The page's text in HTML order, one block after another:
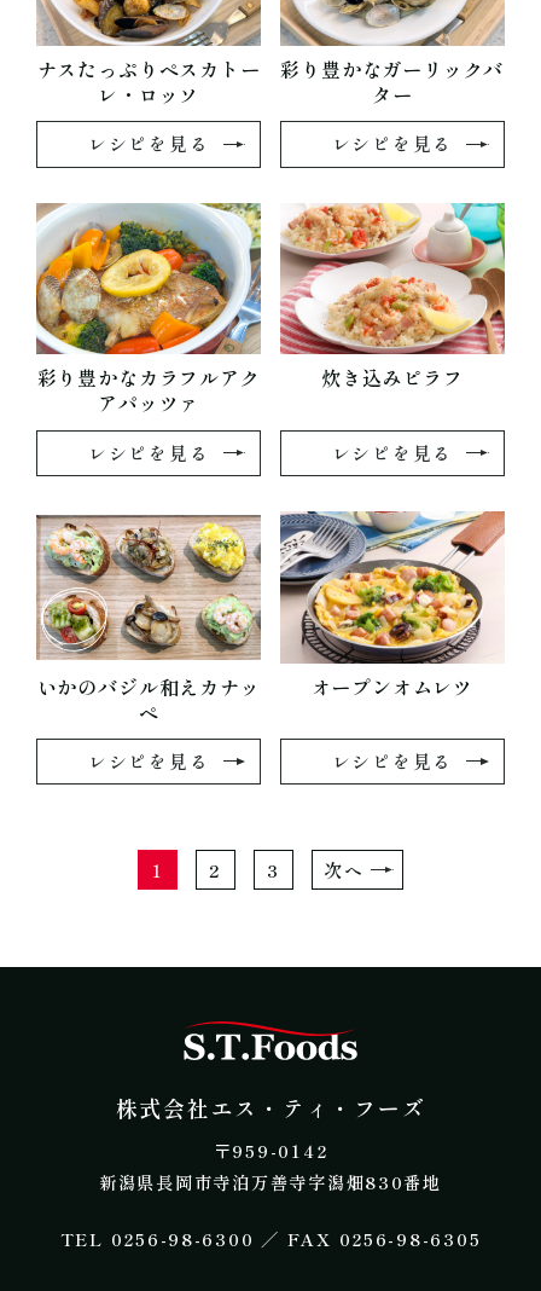
ナスたっぷりペスカトー
レ・ロッソ
レシピを見る
彩り豊かなガーリックバ
ター
レシピを見る
彩り豊かなカラフルアク
アパッツァ
レシピを見る
炊き込みピラフ
レシピを見る
いかのバジル和えカナッ
ペ
レシピを見る
オープンオムレツ
レシピを見る
1 2 3 次へ
株式会社エス・ティ・フーズ
​〒959-0142
新潟県長岡市寺泊万善寺字潟畑830番地
​TEL 0256-98-6300 ／ FAX 0256-98-6305